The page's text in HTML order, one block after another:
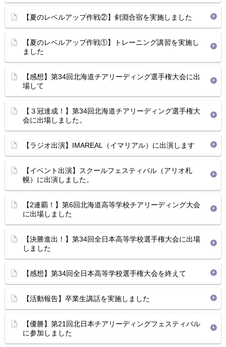
【夏のレベルアップ作戦②】剣淵合宿を実施しました
【夏のレベルアップ作戦①】トレーニング講習を実施し
ました
【感想】第34回北海道チアリーディング選手権大会に出
場して
【３冠達成！】第34回北海道チアリーディング選手権大
会に出場しました。
【ラジオ出演】IMAREAL（イマリアル）に出演します
【イベント出演】スクールフェスティバル（アリオ札
幌）に出演しました。
【2連覇！】第6回北海道高等学校チアリーディング大会
に出場しました
【決勝進出！】第34回全日本高等学校選手権大会に出場
しました
【感想】第34回全日本高等学校選手権大会を終えて
【活動報告】卒業生講話を実施しました
【優勝】第21回北日本チアリーディングフェスティバル
に参加しました